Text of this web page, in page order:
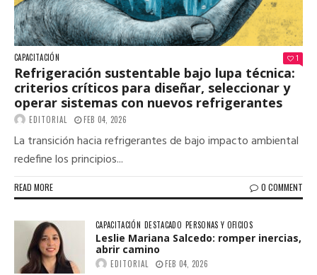
CAPACITACIÓN 1
Refrigeración sustentable bajo lupa técnica:
criterios críticos para diseñar, seleccionar y
operar sistemas con nuevos refrigerantes
EDITORIAL FEB 04, 2026
La transición hacia refrigerantes de bajo impacto ambiental
redefine los principios...
READ MORE 0 COMMENT
CAPACITACIÓN DESTACADO PERSONAS Y OFICIOS
Leslie Mariana Salcedo: romper inercias,
abrir camino
EDITORIAL FEB 04, 2026